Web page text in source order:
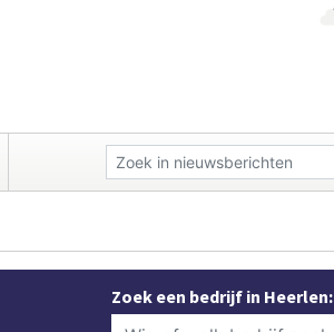
Zoek een bedrijf in Heerlen: